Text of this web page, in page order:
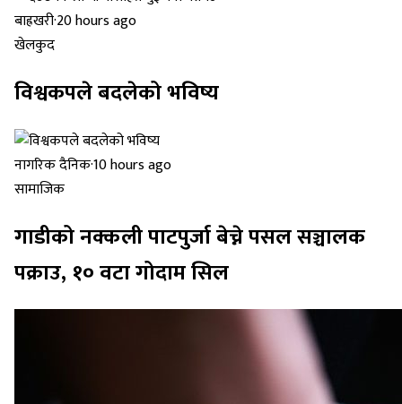
बाह्रखरी·20 hours ago
खेलकुद
विश्वकपले बदलेको भविष्य
नागरिक दैनिक·10 hours ago
सामाजिक
गाडीको नक्कली पाटपुर्जा बेच्ने पसल सञ्चालक
पक्राउ, १० वटा गोदाम सिल